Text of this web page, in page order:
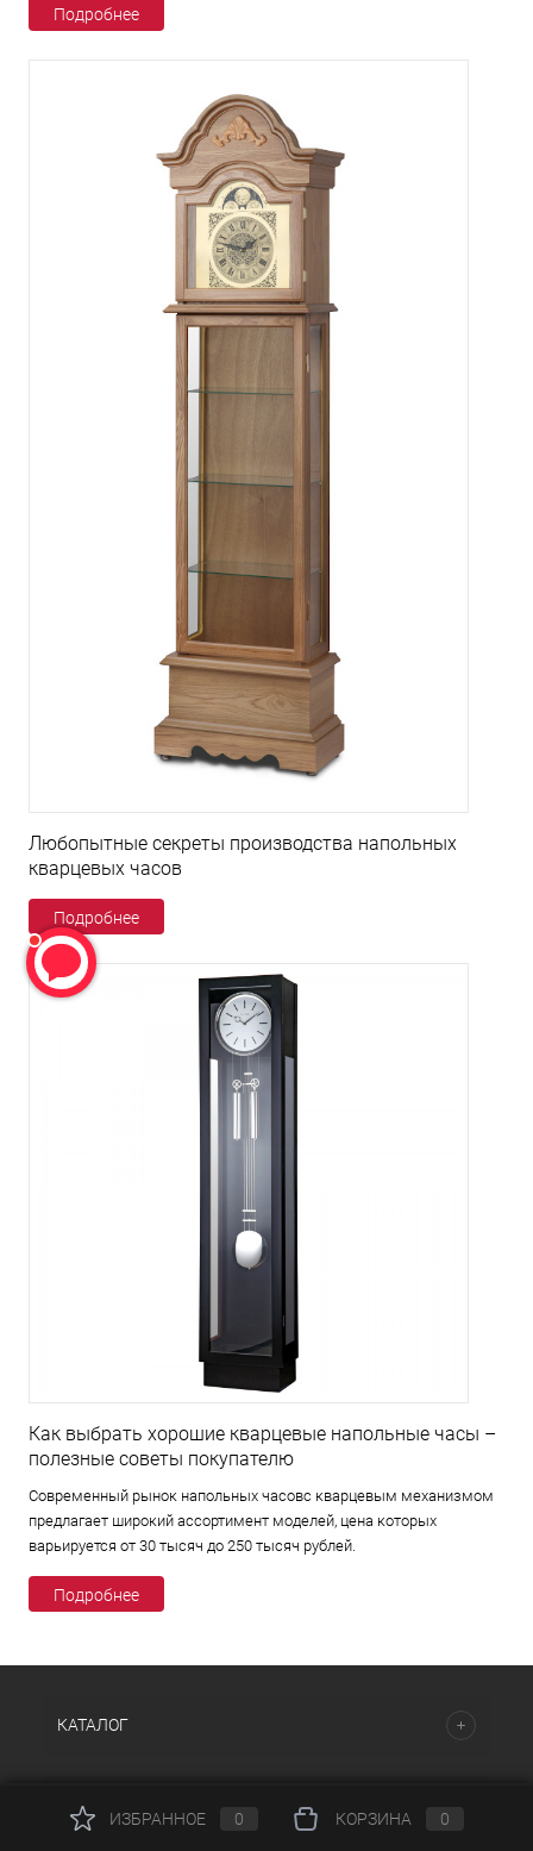
Подробнее
Любопытные секреты производства напольных
кварцевых часов
Подробнее
Как выбрать хорошие кварцевые напольные часы –
полезные советы покупателю
Современный рынок напольных часовс кварцевым механизмом
предлагает широкий ассортимент моделей, цена которых
варьируется от 30 тысяч до 250 тысяч рублей.
Подробнее
КАТАЛОГ
ИЗБРАННОЕ
0 КОРЗИНА 0